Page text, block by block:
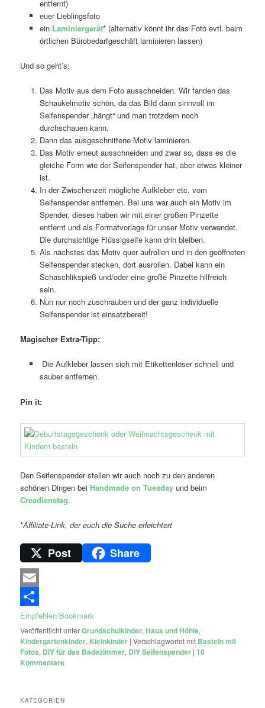
entfernt)
euer Lieblingsfoto
ein Laminiergerät* (alternativ könnt ihr das Foto evtl. beim
örtlichen Bürobedarfgeschäft laminieren lassen)
Und so geht’s:
Das Motiv aus dem Foto ausschneiden. Wir fanden das
Schaukelmotiv schön, da das Bild dann sinnvoll im
Seifenspender „hängt“ und man trotzdem noch
durchschauen kann.
Dann das ausgeschnittene Motiv laminieren.
Das Motiv erneut ausschneiden und zwar so, dass es die
gleiche Form wie der Seifenspender hat, aber etwas kleiner
ist.
In der Zwischenzeit mögliche Aufkleber etc. vom
Seifenspender entfernen. Bei uns war auch ein Motiv im
Spender, dieses haben wir mit einer großen Pinzette
entfernt und als Formatvorlage für unser Motiv verwendet.
Die durchsichtige Flüssigseife kann drin bleiben.
Als nächstes das Motiv quer aufrollen und in den geöffneten
Seifenspender stecken, dort ausrollen. Dabei kann ein
Schaschlikspieß und/oder eine große Pinzette hilfreich
sein.
Nun nur noch zuschrauben und der ganz individuelle
Seifenspender ist einsatzbereit!
Magischer Extra-Tipp:
Die Aufkleber lassen sich mit Etikettenlöser schnell und
sauber entfernen.
Pin it:
Den Seifenspender stellen wir auch noch zu den anderen
schönen Dingen bei Handmade on Tuesday und beim
Creadienstag.
*Affiliate-Link, der euch die Suche erleichtert
Post Share
Email
Empfehlen/Bookmark
Veröffentlicht unterGrundschulkinder,Haus und Höhle,
Kindergartenkinder, Kleinkinder |Verschlagwortet mit Basteln mit
Fotos, DIY für das Badezimmer, DIY Seifenspender |10
Kommentare
KATEGORIEN